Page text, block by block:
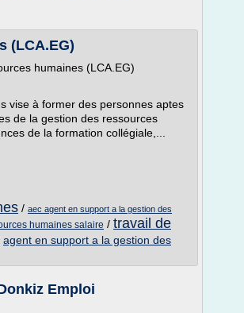
(LCA.EG)
humaines (LCA.EG)
vise à former des personnes aptes
de la gestion des ressources
de la formation collégiale,...
/ aec agent en support a la gestion des
humaines salaire / travail de
agent en support a la gestion des
Emploi